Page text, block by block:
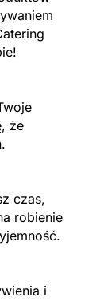
że
czas,
robienie
i